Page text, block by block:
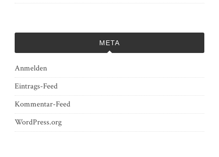
META
Anmelden
Eintrags-Feed
Kommentar-Feed
WordPress.org